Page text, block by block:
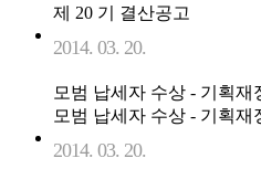
제 20 기 결산공고
2014. 03. 20.
모범 납세자 수상 - 기획재
모범 납세자 수상 - 기획재
2014. 03. 20.